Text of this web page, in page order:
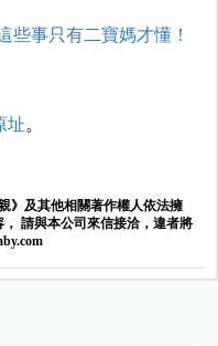
些事只有二寶媽才懂！
址。
》及其他相關著作權人依法擁
請與本公司來信接洽，違者將